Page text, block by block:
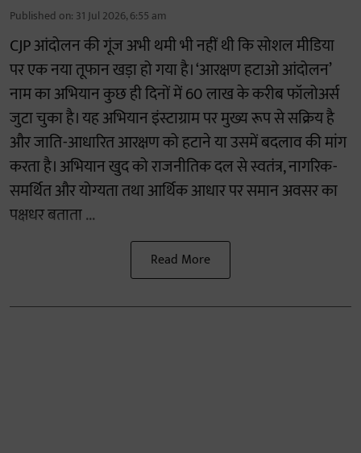
Published on: 31 Jul 2026, 6:55 am
CJP आंदोलन की गूंज अभी थमी भी नहीं थी कि सोशल मीडिया
पर एक नया तूफान खड़ा हो गया है। ‘आरक्षण हटाओ आंदोलन’
नाम का अभियान कुछ ही दिनों में 60 लाख के करीब फॉलोअर्स
जुटा चुका है। यह अभियान इंस्टाग्राम पर मुख्य रूप से सक्रिय है
और जाति-आधारित आरक्षण को हटाने या उसमें बदलाव की मांग
करता है। अभियान खुद को राजनीतिक दल से स्वतंत्र, नागरिक-
समर्थित और योग्यता तथा आर्थिक आधार पर समान अवसर का
पक्षधर बताता ...
Read More